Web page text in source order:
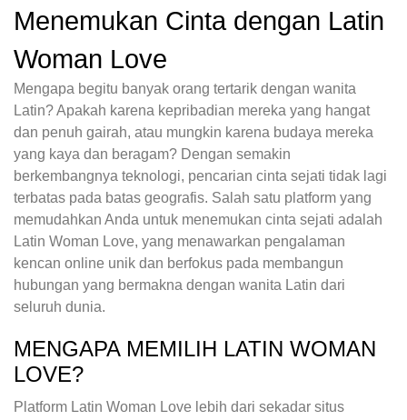
Menemukan Cinta dengan Latin
Woman Love
Mengapa begitu banyak orang tertarik dengan wanita
Latin? Apakah karena kepribadian mereka yang hangat
dan penuh gairah, atau mungkin karena budaya mereka
yang kaya dan beragam? Dengan semakin
berkembangnya teknologi, pencarian cinta sejati tidak lagi
terbatas pada batas geografis. Salah satu platform yang
memudahkan Anda untuk menemukan cinta sejati adalah
Latin Woman Love, yang menawarkan pengalaman
kencan online unik dan berfokus pada membangun
hubungan yang bermakna dengan wanita Latin dari
seluruh dunia.
MENGAPA MEMILIH LATIN WOMAN
LOVE?
Platform Latin Woman Love lebih dari sekadar situs